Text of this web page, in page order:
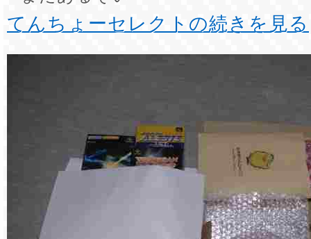
てんちょーセレクトの続きを見る